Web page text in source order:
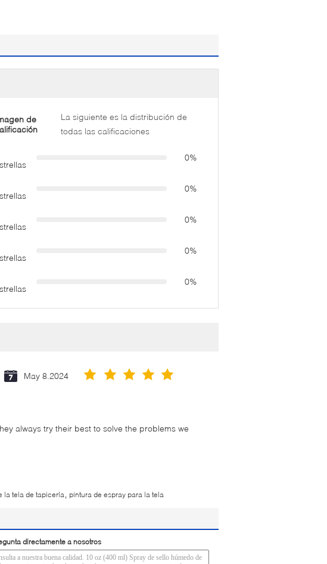
de
La siguiente es la distribución de
todas las calificaciones
0%
0%
0%
0%
0%
May 8.2024
always try their best to solve the problems we
la tela de tapicería pintura de espray para la tela
directamente a nosotros